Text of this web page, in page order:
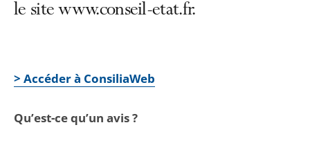
le site www.conseil-etat.fr.
> Accéder à ConsiliaWeb
Qu’est-ce qu’un avis ?